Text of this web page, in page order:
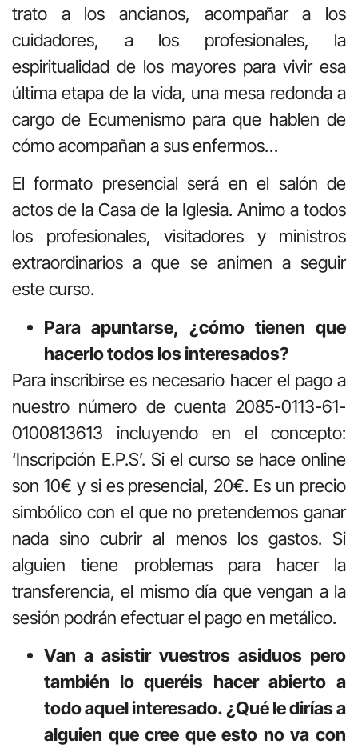
trato a los ancianos, acompañar a los
cuidadores, a los profesionales, la
espiritualidad de los mayores para vivir esa
última etapa de la vida, una mesa redonda a
cargo de Ecumenismo para que hablen de
cómo acompañan a sus enfermos…
El formato presencial será en el salón de
actos de la Casa de la Iglesia. Animo a todos
los profesionales, visitadores y ministros
extraordinarios a que se animen a seguir
este curso.
Para apuntarse, ¿cómo tienen que
hacerlo todos los interesados?
Para inscribirse es necesario hacer el pago a
nuestro número de cuenta 2085-0113-61-
0100813613 incluyendo en el concepto:
‘Inscripción E.P.S’. Si el curso se hace online
son 10€ y si es presencial, 20€. Es un precio
simbólico con el que no pretendemos ganar
nada sino cubrir al menos los gastos. Si
alguien tiene problemas para hacer la
transferencia, el mismo día que vengan a la
sesión podrán efectuar el pago en metálico.
Van a asistir vuestros asiduos pero
también lo queréis hacer abierto a
todo aquel interesado. ¿Qué le dirías a
alguien que cree que esto no va con